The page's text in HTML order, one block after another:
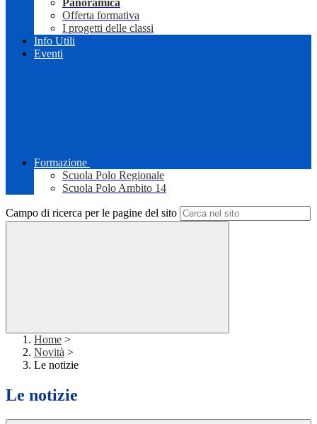
Panoramica
Offerta formativa
I progetti delle classi
Info Utili
Eventi
Formazione
Scuola Polo Regionale
Scuola Polo Ambito 14
Campo di ricerca per le pagine del sito
Home >
Novità >
Le notizie
Le notizie